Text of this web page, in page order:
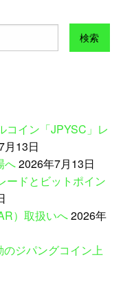
コイン「JPYSC」レ
月13日
へ2026年7月13日
ードとビットポイン
）取扱いへ2026年
ジパングコイン上